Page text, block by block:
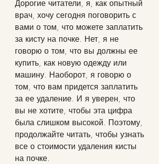
Дорогие читатели, я, как опытный
врач, хочу сегодня поговорить с
вами о том, что можете заплатить
за кисту на почке. Нет, я не
говорю о том, что вы должны ее
купить, как новую одежду или
машину. Наоборот, я говорю о
том, что вам придется заплатить
за ее удаление. И я уверен, что
вы не хотите, чтобы эта цифра
была слишком высокой. Поэтому,
продолжайте читать, чтобы узнать
все о стоимости удаления кисты
на почке.